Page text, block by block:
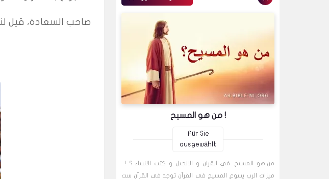
صاحب السعادة، قيل
من هو المسيح !
Für Sie
ausgewählt
من هو المسيح. في القران و الانجيل و كتب الانبياء ؟ !
ميزات الرب يسوع المسيح في القرآن توجد في القرآن ست